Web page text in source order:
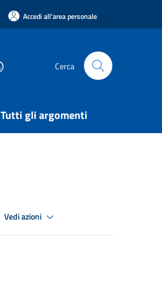
Accedi all'area personale
Cerca
Tutti gli argomenti
Vedi azioni